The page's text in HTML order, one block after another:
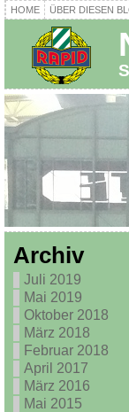
HOME ÜBER DIESEN
Archiv
Juli 2019
Mai 2019
Oktober 2018
März 2018
Februar 2018
April 2017
März 2016
Mai 2015